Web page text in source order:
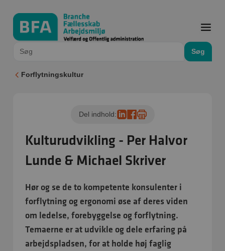
Søg
Forflytningskultur
Kulturudvikling - Per Halvor
Lunde & Michael Skriver
Del indhold:
Hør og se de to kompetente konsulenter i
forflytning og ergonomi øse af deres viden
om ledelse, forebyggelse og forflytning.
Temaerne er at udvikle og dele erfaring på
arbejdspladsen, for at holde høj faglig